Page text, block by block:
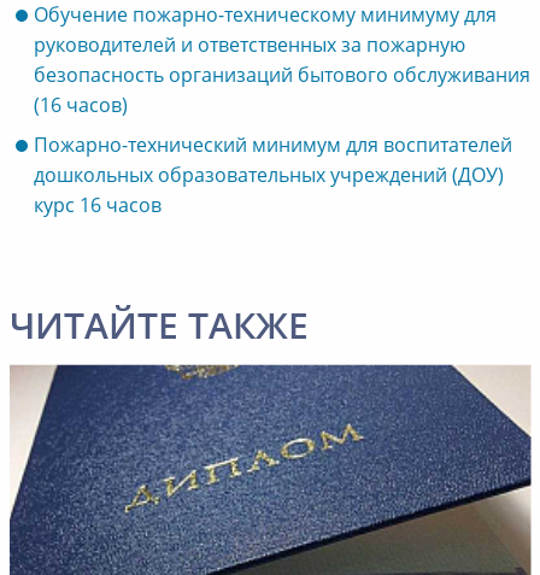
Обучение пожарно-техническому минимуму для
руководителей и ответственных за пожарную
безопасность организаций бытового обслуживания
(16 часов)
Пожарно-технический минимум для воспитателей
дошкольных образовательных учреждений (ДОУ)
курс 16 часов
ЧИТАЙТЕ ТАКЖЕ